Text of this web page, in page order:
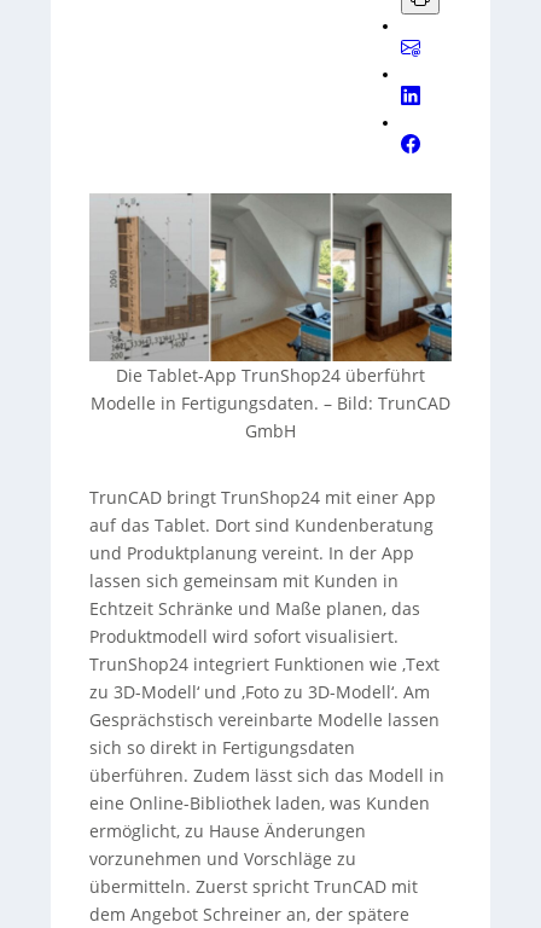
Die Tablet-App TrunShop24 überführt
Modelle in Fertigungsdaten. – Bild: TrunCAD
GmbH
TrunCAD bringt TrunShop24 mit einer App
auf das Tablet. Dort sind Kundenberatung
und Produktplanung vereint. In der App
lassen sich gemeinsam mit Kunden in
Echtzeit Schränke und Maße planen, das
Produktmodell wird sofort visualisiert.
TrunShop24 integriert Funktionen wie ‚Text
zu 3D-Modell‘ und ‚Foto zu 3D-Modell‘. Am
Gesprächstisch vereinbarte Modelle lassen
sich so direkt in Fertigungsdaten
überführen. Zudem lässt sich das Modell in
eine Online-Bibliothek laden, was Kunden
ermöglicht, zu Hause Änderungen
vorzunehmen und Vorschläge zu
übermitteln. Zuerst spricht TrunCAD mit
dem Angebot Schreiner an, der spätere